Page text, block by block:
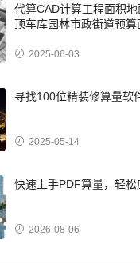
代算CAD计算工程面积
顶车库园林市政街道预算
2025-06-03
寻找100位精装修算量软
2025-05-14
快速上手PDF算量，轻
2026-08-06